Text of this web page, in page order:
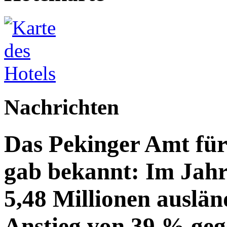
Nachrichten
Das Pekinger Amt
gab bekannt: Im
5,48 Millionen